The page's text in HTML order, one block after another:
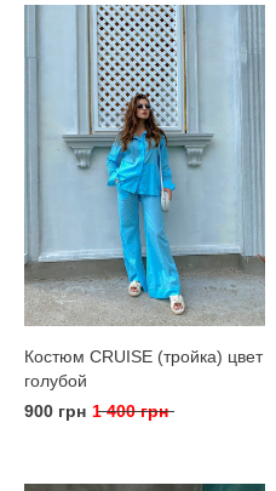
Костюм CRUISE (тройка) цвет
голубой
900 грн 1 400 грн